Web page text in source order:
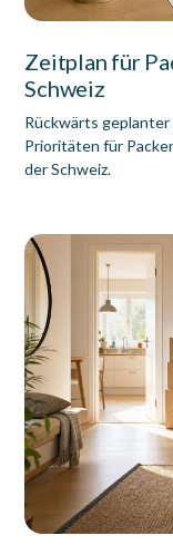
Zeitplan für
Schweiz
Rückwärts geplanter
Prioritäten für
der Schweiz.